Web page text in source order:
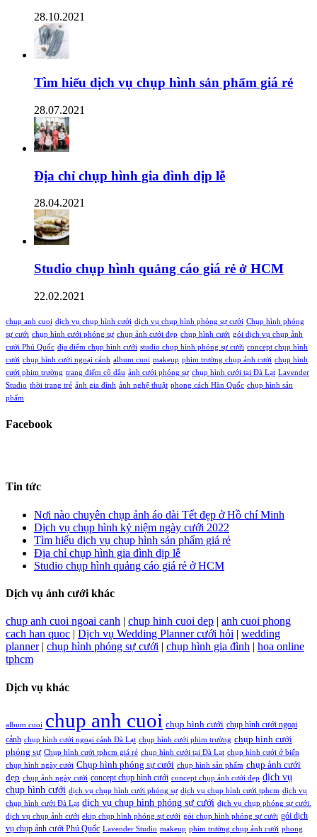
28.10.2021
Tìm hiểu dịch vụ chụp hình sản phẩm giá rẻ
28.07.2021
Địa chỉ chụp hình gia đình dịp lễ
28.04.2021
Studio chụp hình quảng cáo giá rẻ ở HCM
22.02.2021
chup anh cuoi dịch vụ chụp hình cưới dịch vụ chụp hình phóng sự cưới Chụp hình phóng
sự cưới chụp hình cưới phóng sự chụp ảnh cưới đẹp chụp hình cưới gói dịch vụ chụp ảnh
cưới Phú Quốc địa điểm chụp hình cưới studio chụp hình phóng sự cưới concept chụp hình
cưới chụp hình cưới ngoại cảnh album cuoi makeup phim trường chụp ảnh cưới chụp hình
cưới phim trường trang điểm cô dâu ảnh cưới phóng sự chụp hình cưới tại Đà Lạt Lavender
Studio thời trang trẻ ảnh gia đình ảnh nghệ thuật phong cách Hàn Quốc chụp hình sản
phẩm
Facebook
Tin tức
Nơi nào chuyên chụp ảnh áo dài Tết đẹp ở Hồ chí Minh
Dịch vụ chụp hình kỷ niệm ngày cưới 2022
Tìm hiểu dịch vụ chụp hình sản phẩm giá rẻ
Địa chỉ chụp hình gia đình dịp lễ
Studio chụp hình quảng cáo giá rẻ ở HCM
Dịch vụ ảnh cưới khác
chup anh cuoi ngoai canh | chup hinh cuoi dep | anh cuoi phong
cach han quoc | Dịch vụ Wedding Planner cưới hỏi | wedding
planner| chụp hình phóng sự cưới | chụp hình gia đình | hoa online
tphcm
Dịch vụ khác
album cuoi chup anh cuoi chụp hình cưới chụp hình cưới ngoại
cảnh chụp hình cưới ngoại cảnh Đà Lạt chụp hình cưới phim trường chụp hình cưới
phóng sự Chụp hình cưới tphcm giá rẻ chụp hình cưới tại Đà Lạt chụp hình cưới ở biển
chụp hình ngày cưới Chụp hình phóng sự cưới chụp hình sản phẩm chụp ảnh cưới
đẹp chụp ảnh ngày cưới concept chụp hình cưới concept chụp ảnh cưới đẹp dịch vụ
chụp hình cưới dịch vụ chụp hình cưới phóng sự dịch vụ chụp hình cưới tphcm dịch vụ
chụp hình cưới Đà Lạt dịch vụ chụp hình phóng sự cưới dịch vụ chụp phóng sự cưới.
dịch vụ chụp ảnh cưới ekip chụp hình phóng sự cưới gói chụp hình phóng sự cưới gói dịch
vụ chụp ảnh cưới Phú Quốc Lavender Studio makeup phim trường chụp ảnh cưới phong